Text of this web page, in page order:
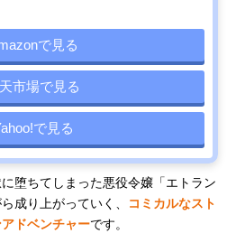
で見る
市場で見る
で見る
堕ちてしまった悪役令嬢「エトラン
成り上がっていく、
コミカルなスト
ドベンチャーです。